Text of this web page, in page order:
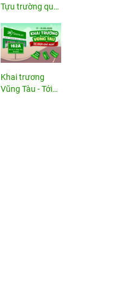
Tựu trường quá
Khai trương
Vũng Tàu - Tới